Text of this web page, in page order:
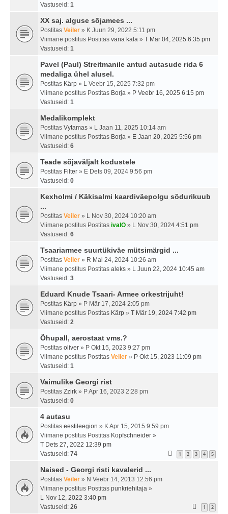
Vastuseid: 1
XX saj. alguse sõjamees ...
Postitas Veiler » K Juun 29, 2022 5:11 pm
Viimane postitus Postitas vana kala » T Mär 04, 2025 6:35 pm
Vastuseid: 1
Pavel (Paul) Streitmanile antud autasude rida 6
medaliga ühel alusel.
Postitas Kärp » L Veebr 15, 2025 7:32 pm
Viimane postitus Postitas Borja » P Veebr 16, 2025 6:15 pm
Vastuseid: 1
Medalikomplekt
Postitas Vytamas » L Jaan 11, 2025 10:14 am
Viimane postitus Postitas Borja » E Jaan 20, 2025 5:56 pm
Vastuseid: 6
Teade sõjaväljalt kodustele
Postitas Filter » E Dets 09, 2024 9:56 pm
Vastuseid: 0
Kexholmi / Käkisalmi kaardiväepolgu sõdurikuub
...
Postitas Veiler » L Nov 30, 2024 10:20 am
Viimane postitus Postitas ivalO » L Nov 30, 2024 4:51 pm
Vastuseid: 6
Tsaariarmee suurtükiväe mütsimärgid ...
Postitas Veiler » R Mai 24, 2024 10:26 am
Viimane postitus Postitas aleks » L Juun 22, 2024 10:45 am
Vastuseid: 3
Eduard Knude Tsaari- Armee orkestrijuht!
Postitas Kärp » P Mär 17, 2024 2:05 pm
Viimane postitus Postitas Kärp » T Mär 19, 2024 7:42 pm
Vastuseid: 2
Õhupall, aerostaat vms.?
Postitas oliver » P Okt 15, 2023 9:27 pm
Viimane postitus Postitas Veiler » P Okt 15, 2023 11:09 pm
Vastuseid: 1
Vaimulike Georgi rist
Postitas Zzirk » P Apr 16, 2023 2:28 pm
Vastuseid: 0
4 autasu
Postitas eestileegion » K Apr 15, 2015 9:59 pm
Viimane postitus Postitas Kopfschneider »
T Dets 27, 2022 12:39 pm
Vastuseid: 74 1 2 3 4 5
Naised - Georgi risti kavalerid ...
Postitas Veiler » N Veebr 14, 2013 12:56 pm
Viimane postitus Postitas punkriehitaja »
L Nov 12, 2022 3:40 pm
Vastuseid: 26 1 2